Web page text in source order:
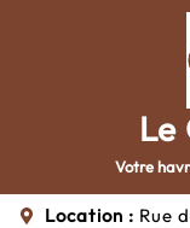
Le
Votre
Location : Rue